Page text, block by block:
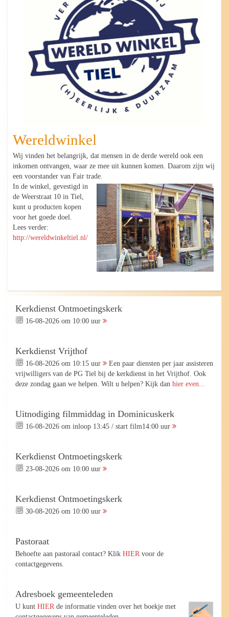
Wereldwinkel
Wij vinden het belangrijk, dat mensen in de derde wereld ook een
inkomen ontvangen, waar ze mee uit kunnen komen. Daarom zijn wij
een voorstander van Fair trade.
In de winkel, gevestigd in
de Weerstraat 10 in Tiel,
kunt u producten kopen
voor het goede doel.
Lees verder:
http://wereldwinkeltiel.nl/
Kerkdienst Ontmoetingskerk
16-08-2026 om 10:00 uur
Kerkdienst Vrijthof
16-08-2026 om 10:15 uur
Een paar diensten per jaar assisteren
vrijwilligers van de PG Tiel bij de kerkdienst in het Vrijthof. Ook
deze zondag gaan we helpen. Wilt u helpen? Kijk dan hier even...
Uitnodiging filmmiddag in Dominicuskerk
16-08-2026 om inloop 13:45 / start film14:00 uur
Kerkdienst Ontmoetingskerk
23-08-2026 om 10:00 uur
Kerkdienst Ontmoetingskerk
30-08-2026 om 10:00 uur
Pastoraat
Behoefte aan pastoraal contact? Klik HIER voor de
contactgegevens.
Adresboek gemeenteleden
U kunt HIER de informatie vinden over het boekje met